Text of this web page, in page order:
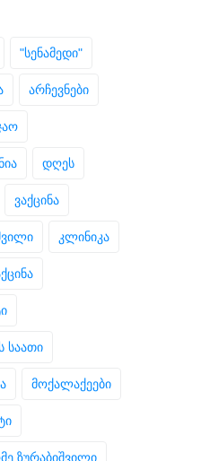
"სენამედი"
არჩევნები
დღეს
ვაქცინა
კლინიკა
საათი
მოქალაქეები
ზურაბიშვილი